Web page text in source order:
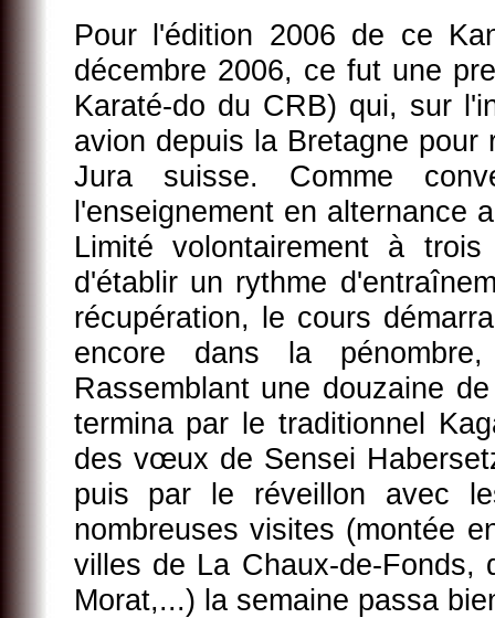
Pour l'édition 2006 de ce
décembre 2006, ce fut une
Karaté-do du CRB) qui, sur
avion depuis la Bretagne
Jura suisse. Comme
l'enseignement en alternance
Limité volontairement à
d'établir un rythme
récupération, le cours
encore dans la
Rassemblant une douzaine
termina par le traditionnel
des vœux de Sensei
puis par le réveillon avec
nombreuses visites (montée
villes de La Chaux-de-Fonds,
Morat,...) la semaine passa